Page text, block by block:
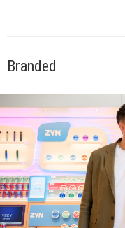
Branded